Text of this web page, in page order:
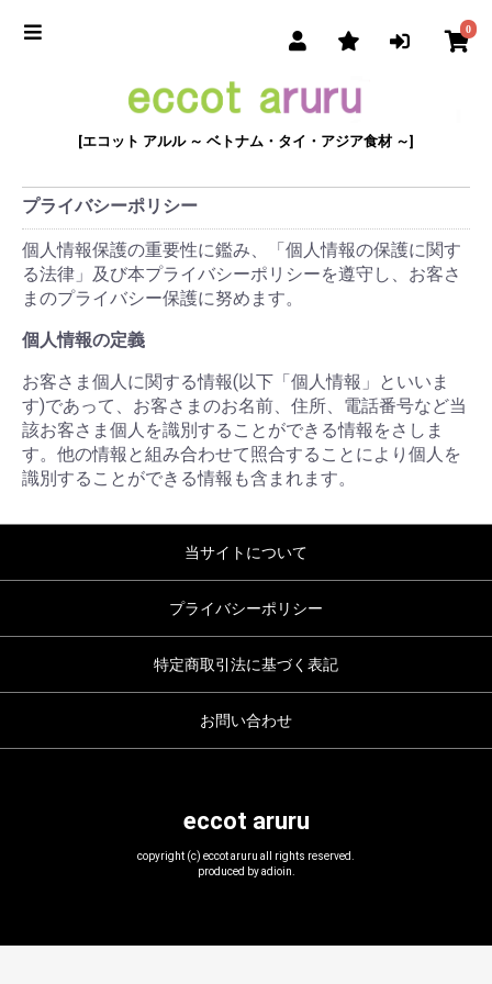
0
[エコット アルル ～ ベトナム・タイ・アジア食材 ～]
プライバシーポリシー
個人情報保護の重要性に鑑み、「個人情報の保護に関す
る法律」及び本プライバシーポリシーを遵守し、お客さ
まのプライバシー保護に努めます。
個人情報の定義
お客さま個人に関する情報(以下「個人情報」といいま
す)であって、お客さまのお名前、住所、電話番号など当
該お客さま個人を識別することができる情報をさしま
す。他の情報と組み合わせて照合することにより個人を
識別することができる情報も含まれます。
当サイトについて
プライバシーポリシー
特定商取引法に基づく表記
お問い合わせ
eccot aruru
copyright (c) eccot aruru all rights reserved.
produced by adioin.